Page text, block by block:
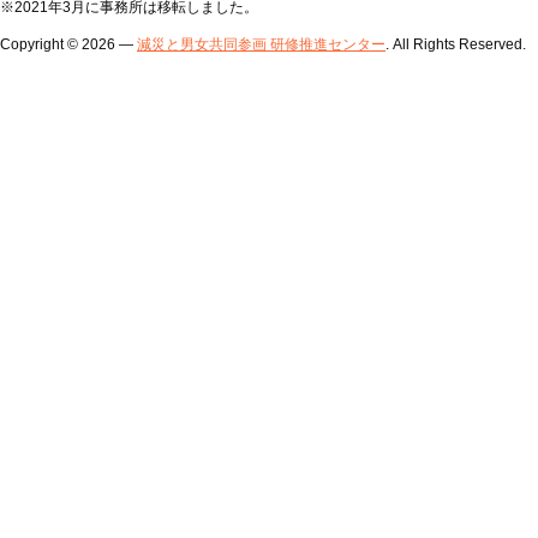
※2021年3月に事務所は移転しました。
Copyright © 2026 — 減災と男女共同参画 研修推進センター. All Rights Reserved.